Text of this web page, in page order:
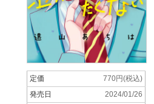
定価
770円(税込)
発売日
2024/01/26